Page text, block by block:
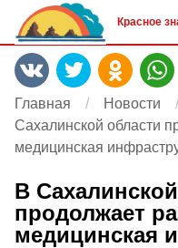
Красное
Главная Новости
Сахалинской области
медицинская
В
продолжает
медицинская